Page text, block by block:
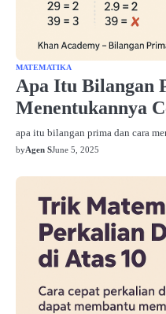
MATEMATIKA
Apa Itu Bilangan
Menentukannya
apa itu bilangan prima dan cara
byAgen SJune 5, 2025